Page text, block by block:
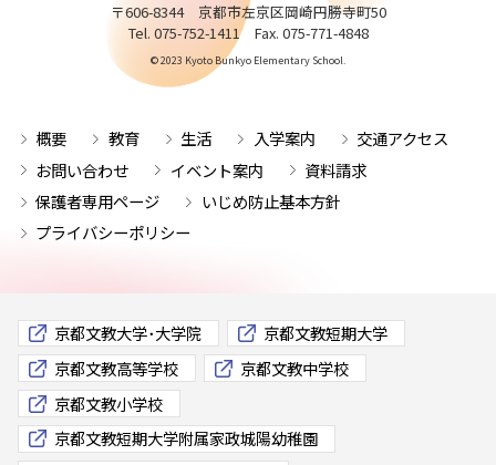
〒606-8344 京都市左京区岡崎円勝寺町50
Tel. 075-752-1411 Fax. 075-771-4848
© 2023 Kyoto Bunkyo Elementary School.
概要 教育 生活 入学案内
交通アクセス
お問い合わせ
イベント案内
資料請求
保護者専用ページ
いじめ防止基本方針
プライバシーポリシー
京都文教大学･大学院
京都文教短期大学
京都文教高等学校
京都文教中学校
京都文教小学校
京都文教短期大学附属家政城陽幼稚園